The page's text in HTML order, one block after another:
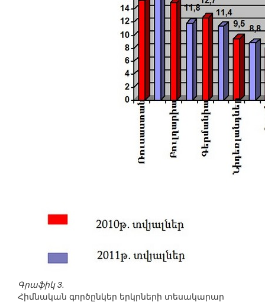
Գրաֆիկ 3.
Հիմնական գործընկեր երկրների տեսակարար